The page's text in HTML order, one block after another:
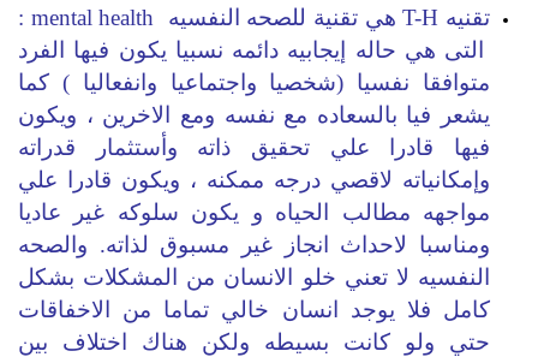
تقنيه T-H هي تقنية للصحه النفسيه mental health :
التى هي حاله إيجابيه دائمه نسبيا يكون فيها الفرد
متوافقا نفسيا (شخصيا واجتماعيا وانفعاليا ) كما
يشعر فيا بالسعاده مع نفسه ومع الاخرين ، ويكون
فيها قادرا علي تحقيق ذاته وأستثمار قدراته
وإمكانياته لاقصي درجه ممكنه ، ويكون قادرا علي
مواجهه مطالب الحياه و يكون سلوكه غير عاديا
ومناسبا لاحداث انجاز غير مسبوق لذاته. والصحه
النفسيه لا تعني خلو الانسان من المشكلات بشكل
كامل فلا يوجد انسان خالي تماما من الاخفاقات
حتي ولو كانت بسيطه ولكن هناك اختلاف بين